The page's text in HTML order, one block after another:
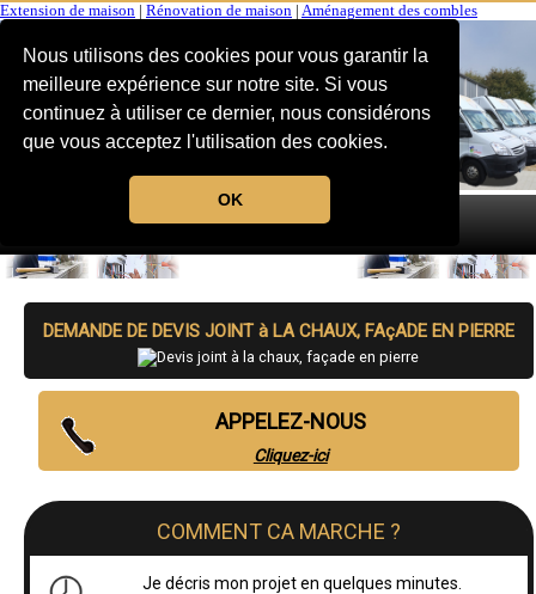
Nous utilisons des cookies pour vous garantir la
meilleure expérience sur notre site. Si vous
continuez à utiliser ce dernier, nous considérons
que vous acceptez l'utilisation des cookies.
OK
Extension de maison Rénovation de maison Aménagement des combles
MENU
DEMANDE DE DEVIS JOINT à LA CHAUX, FAçADE EN PIERRE
APPELEZ-NOUS
Cliquez-ici
COMMENT CA MARCHE ?
Je décris mon projet en quelques minutes.